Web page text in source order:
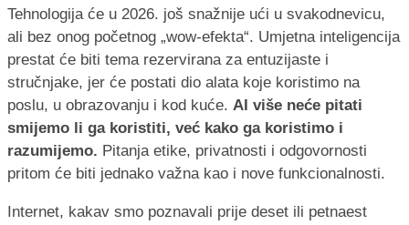
Tehnologija će u 2026. još snažnije ući u svakodnevicu,
ali bez onog početnog „wow-efekta“. Umjetna inteligencija
prestat će biti tema rezervirana za entuzijaste i
stručnjake, jer će postati dio alata koje koristimo na
poslu, u obrazovanju i kod kuće. AI više neće pitati
smijemo li ga koristiti, već kako ga koristimo i
razumijemo. Pitanja etike, privatnosti i odgovornosti
pritom će biti jednako važna kao i nove funkcionalnosti.
Internet, kakav smo poznavali prije deset ili petnaest